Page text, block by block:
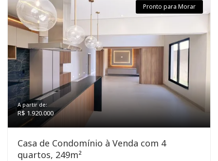
Pronto para Morar
A partir de:
R$ 1.920.000
Casa de Condomínio à Venda com 4
quartos, 249m²